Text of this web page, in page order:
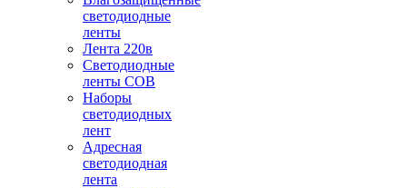
светодиодные
ленты
Лента 220в
Светодиодные
ленты COB
Наборы
светодиодных
лент
Адресная
светодиодная
лента